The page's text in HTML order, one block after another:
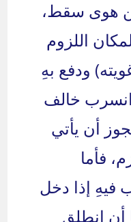
هوى سقط،
اللزوم
ودفع بهِ
خالف
أن يأتي
فأما
إذا دخل
أن انطلق